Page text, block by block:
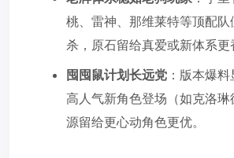
桃、雷神、那维莱特等顶配
杀，原石留给真爱或新体系更
囤囤鼠计划长远党 ：版本爆
高人气新角色登场（如克洛
源留给更心动角色更优。